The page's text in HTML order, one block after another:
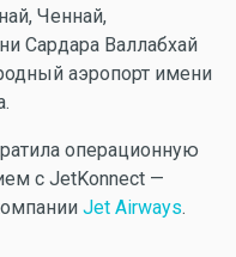
Ченнай,
Сардара Валлабхай
аэропорт имени
операционную
с JetKonnect —
Jet Airways.